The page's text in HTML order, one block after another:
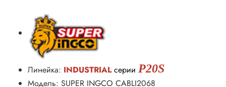
Линейка: INDUSTRIAL серии P20S
Модель: SUPER INGCO CABLI2068